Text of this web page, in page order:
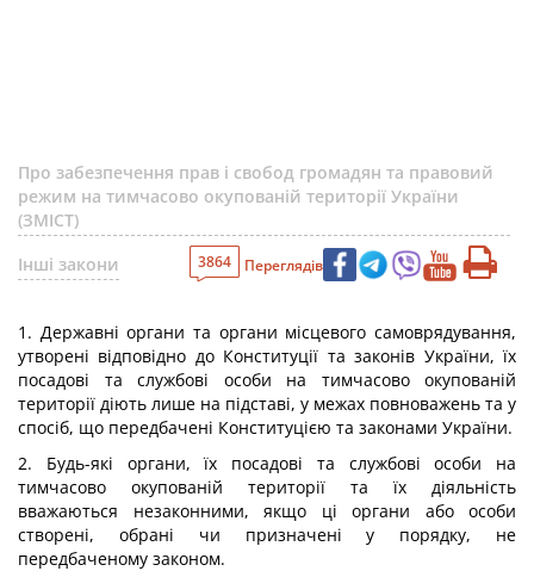
Про забезпечення прав і свобод громадян та правовий
режим на тимчасово окупованій території України
(ЗМІСТ)
Інші закони
3864 Переглядів
1. Державні органи та органи місцевого самоврядування,
утворені відповідно до Конституції та законів України, їх
посадові та службові особи на тимчасово окупованій
території діють лише на підставі, у межах повноважень та у
спосіб, що передбачені Конституцією та законами України.
2. Будь-які органи, їх посадові та службові особи на
тимчасово окупованій території та їх діяльність
вважаються незаконними, якщо ці органи або особи
створені, обрані чи призначені у порядку, не
передбаченому законом.